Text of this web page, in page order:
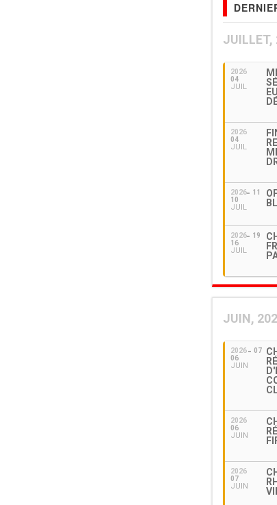
JUILLET,
2026
04
JUIL
2026
04
JUIL
2026
10
JUIL
11
2026
16
JUIL
19
JUIN,
2026
06
JUIN
07
2026
06
JUIN
2026
07
JUIN